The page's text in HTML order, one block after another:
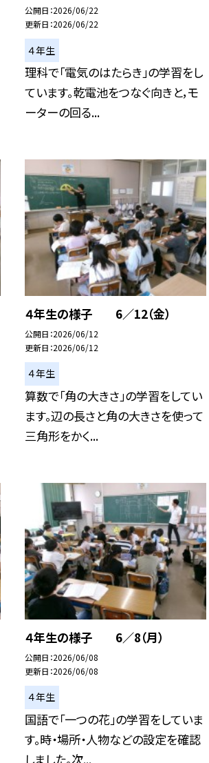
公開日 2026/06/22
更新日 2026/06/22
４年生
理科で「電気のはたらき」の学習をし
ています。乾電池をつなぐ向きと，モ
ーターの回る...
４年生の様子 6／12（金）
公開日 2026/06/12
更新日 2026/06/12
４年生
算数で「角の大きさ」の学習をしてい
ます。辺の長さと角の大きさを使って
三角形をかく...
４年生の様子 6／8（月）
公開日 2026/06/08
更新日 2026/06/08
４年生
国語で「一つの花」の学習をしていま
す。時・場所・人物などの設定を確認
しました。次...